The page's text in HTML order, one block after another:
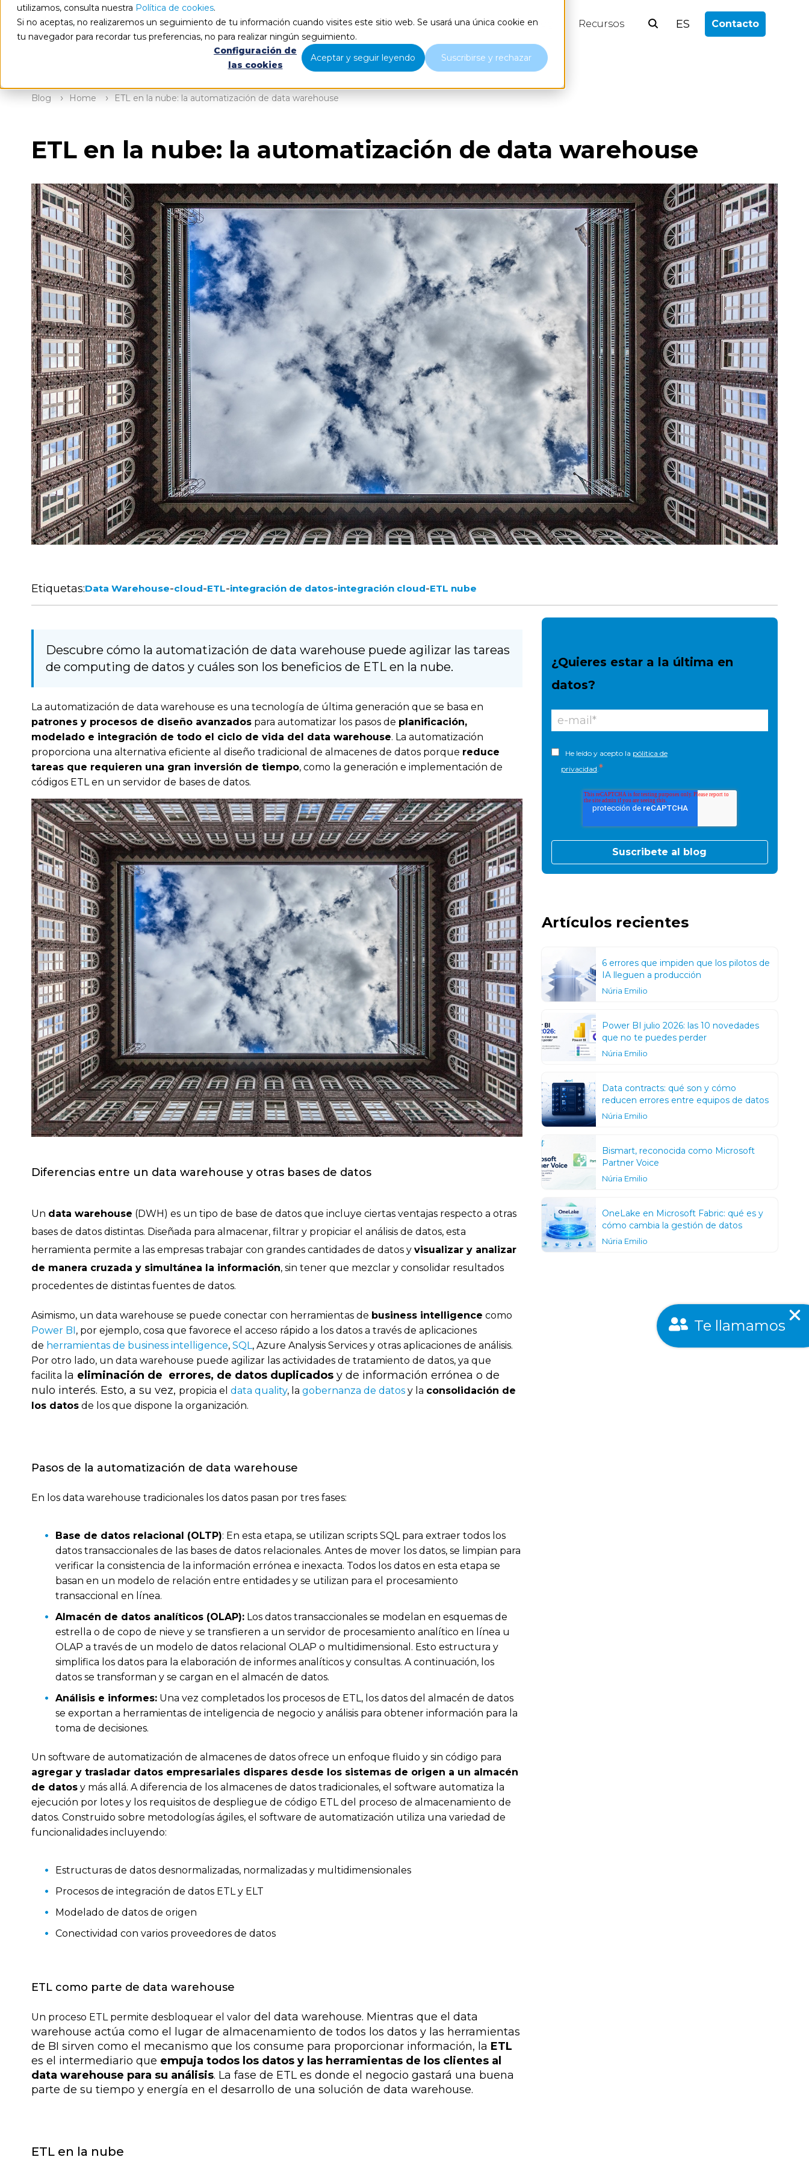
utilizamos, consulta nuestra Política de cookies.
Si no aceptas, no realizaremos un seguimiento de tu información cuando visites este sitio web. Se usará una única cookie en
tu navegador para recordar tus preferencias, no para realizar ningún seguimiento.
Configuración de
las cookies
Aceptar y seguir leyendo Suscribirse y rechazar
Qué hacemos Nosotros Blog Recursos ES Contacto
Blog Home ETL en la nube: la automatización de data warehouse
ETL en la nube: la automatización de data warehouse
Etiquetas:Data Warehouse-cloud-ETL-integración de datos-integración cloud-ETL nube
Descubre cómo la automatización de data warehouse puede agilizar las tareas
de computing de datos y cuáles son los beneficios de ETL en la nube.
La automatización de data warehouse es una tecnología de última generación que se basa en
patrones y procesos de diseño avanzados para automatizar los pasos de planificación,
modelado e integración de todo el ciclo de vida del data warehouse. La automatización
proporciona una alternativa eficiente al diseño tradicional de almacenes de datos porque reduce
tareas que requieren una gran inversión de tiempo, como la generación e implementación de
códigos ETL en un servidor de bases de datos.
Diferencias entre un data warehouse y otras bases de datos
Un data warehouse (DWH) es un tipo de base de datos que incluye ciertas ventajas respecto a otras
bases de datos distintas. Diseñada para almacenar, filtrar y propiciar el análisis de datos, esta
herramienta permite a las empresas trabajar con grandes cantidades de datos y visualizar y analizar
de manera cruzada y simultánea la información, sin tener que mezclar y consolidar resultados
procedentes de distintas fuentes de datos.
Asimismo, un data warehouse se puede conectar con herramientas de business intelligence como
Power BI, por ejemplo, cosa que favorece el acceso rápido a los datos a través de aplicaciones
de herramientas de business intelligence, SQL, Azure Analysis Services y otras aplicaciones de análisis.
Por otro lado, un data warehouse puede agilizar las actividades de tratamiento de datos, ya que
facilita la eliminación de errores, de datos duplicados y de información errónea o de
nulo interés. Esto, a su vez, propicia el data quality, la gobernanza de datos y la consolidación de
los datos de los que dispone la organización.
Pasos de la automatización de data warehouse
En los data warehouse tradicionales los datos pasan por tres fases:
Base de datos relacional (OLTP): En esta etapa, se utilizan scripts SQL para extraer todos los
datos transaccionales de las bases de datos relacionales. Antes de mover los datos, se limpian para
verificar la consistencia de la información errónea e inexacta. Todos los datos en esta etapa se
basan en un modelo de relación entre entidades y se utilizan para el procesamiento
transaccional en línea.
Almacén de datos analíticos (OLAP): Los datos transaccionales se modelan en esquemas de
estrella o de copo de nieve y se transfieren a un servidor de procesamiento analítico en línea u
OLAP a través de un modelo de datos relacional OLAP o multidimensional. Esto estructura y
simplifica los datos para la elaboración de informes analíticos y consultas. A continuación, los
datos se transforman y se cargan en el almacén de datos.
Análisis e informes: Una vez completados los procesos de ETL, los datos del almacén de datos
se exportan a herramientas de inteligencia de negocio y análisis para obtener información para la
toma de decisiones.
Un software de automatización de almacenes de datos ofrece un enfoque fluido y sin código para
agregar y trasladar datos empresariales dispares desde los sistemas de origen a un almacén
de datos y más allá. A diferencia de los almacenes de datos tradicionales, el software automatiza la
ejecución por lotes y los requisitos de despliegue de código ETL del proceso de almacenamiento de
datos. Construido sobre metodologías ágiles, el software de automatización utiliza una variedad de
funcionalidades incluyendo:
Estructuras de datos desnormalizadas, normalizadas y multidimensionales
Procesos de integración de datos ETL y ELT
Modelado de datos de origen
Conectividad con varios proveedores de datos
ETL como parte de data warehouse
Un proceso ETL permite desbloquear el valor del data warehouse. Mientras que el data
warehouse actúa como el lugar de almacenamiento de todos los datos y las herramientas
de BI sirven como el mecanismo que los consume para proporcionar información, la ETL
es el intermediario que empuja todos los datos y las herramientas de los clientes al
data warehouse para su análisis. La fase de ETL es donde el negocio gastará una buena
parte de su tiempo y energía en el desarrollo de una solución de data warehouse.
ETL en la nube
¿Quieres estar a la última en
datos?
He leído y acepto la pólitica de
privacidad *
Artículos recientes
6 errores que impiden que los pilotos de
IA lleguen a producción
Núria Emilio
Power BI julio 2026: las 10 novedades
que no te puedes perder
Núria Emilio
Data contracts: qué son y cómo
reducen errores entre equipos de datos
Núria Emilio
Bismart, reconocida como Microsoft
Partner Voice
Núria Emilio
OneLake en Microsoft Fabric: qué es y
cómo cambia la gestión de datos
Núria Emilio
Te llamamos